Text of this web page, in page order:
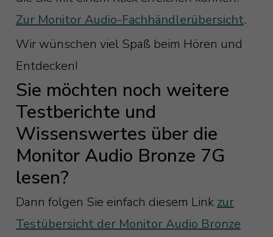
Zur Monitor Audio-Fachhändlerübersicht.
Wir wünschen viel Spaß beim Hören und
Entdecken!
Sie möchten noch weitere
Testberichte und
Wissenswertes über die
Monitor Audio Bronze 7G
lesen?
Dann folgen Sie einfach diesem Link zur
Testübersicht der Monitor Audio Bronze